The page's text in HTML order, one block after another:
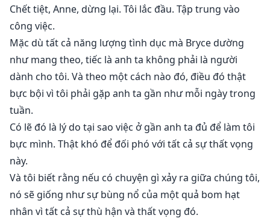
Chết tiệt, Anne, dừng lại. Tôi lắc đầu. Tập trung vào
công việc.
Mặc dù tất cả năng lượng tình dục mà Bryce dường
như mang theo, tiếc là anh ta không phải là người
dành cho tôi. Và theo một cách nào đó, điều đó thật
bực bội vì tôi phải gặp anh ta gần như mỗi ngày trong
tuần.
Có lẽ đó là lý do tại sao việc ở gần anh ta đủ để làm tôi
bực mình. Thật khó để đối phó với tất cả sự thất vọng
này.
Và tôi biết rằng nếu có chuyện gì xảy ra giữa chúng tôi,
nó sẽ giống như sự bùng nổ của một quả bom hạt
nhân vì tất cả sự thù hận và thất vọng đó.